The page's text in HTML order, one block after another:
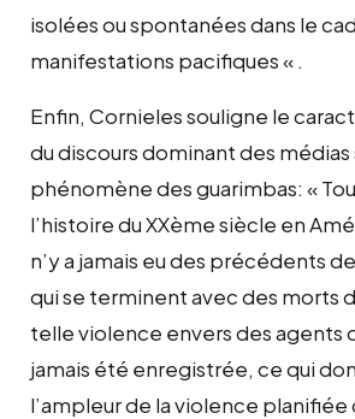
isolées ou spontanées dans le
manifestations pacifiques « .
Enfin, Cornieles souligne le
du discours dominant des médias
phénomène des guarimbas: «
l’histoire du XXème siècle en
n’y a jamais eu des précédents
qui se terminent avec des morts
telle violence envers des agents
jamais été enregistrée, ce qui
l’ampleur de la violence planifiée